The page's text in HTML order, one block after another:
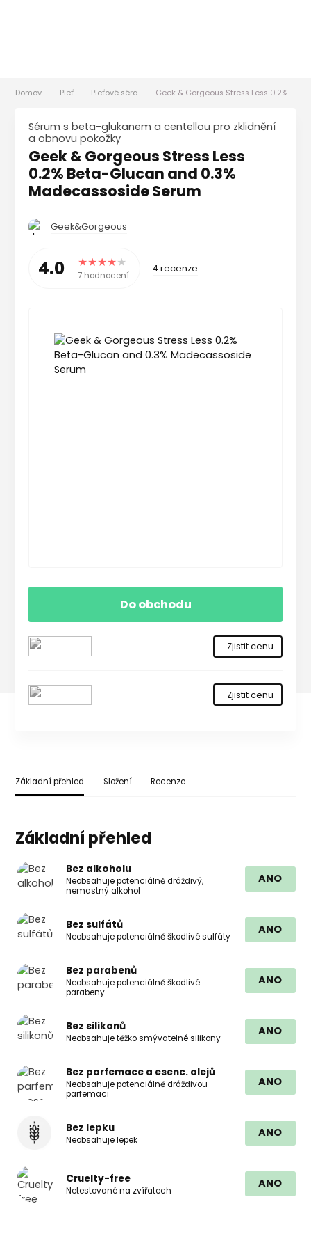
Domov Pleť Pleťové séra Geek & Gorgeous Stress Less 0.2% Beta-Glucan and 0.3% Madecassoside Serum
Sérum s beta-glukanem a centellou pro zklidnění
a obnovu pokožky
Geek & Gorgeous Stress Less
0.2% Beta-Glucan and 0.3%
Madecassoside Serum
Geek&Gorgeous
4.0 7 hodnocení
4 recenze
Do obchodu
Zjistit cenu
Zjistit cenu
Základní přehled Složení Recenze
Základní přehled
Bez alkoholu
Neobsahuje potenciálně dráždivý,
nemastný alkohol
ANO
Bez sulfátů
Neobsahuje potenciálně škodlivé sulfáty
ANO
Bez parabenů
Neobsahuje potenciálně škodlivé
parabeny
ANO
Bez silikonů
Neobsahuje těžko smývatelné silikony
ANO
Bez parfemace a esenc. olejů
Neobsahuje potenciálně dráždivou
parfemaci
ANO
Bez lepku
Neobsahuje lepek
ANO
Cruelty-free
Netestované na zvířatech
ANO